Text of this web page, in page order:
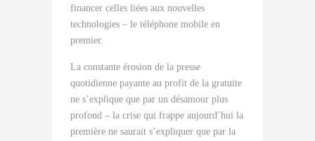
financer celles liées aux nouvelles
technologies – le téléphone mobile en
premier.
La constante érosion de la presse
quotidienne payante au profit de la gratuite
ne s’explique que par un désamour plus
profond – la crise qui frappe aujourd’hui la
première ne saurait s’expliquer que par la